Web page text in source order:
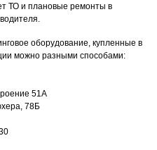
ТО и плановые ремонты в
оборудование, купленные в
можно разными способами:
51А
78Б